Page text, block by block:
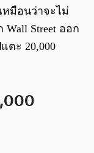
หมือนว่าจะไม่
Street ออก
ตะ 20,000